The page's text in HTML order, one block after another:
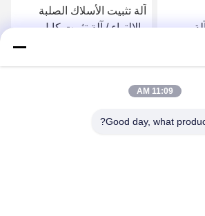
500 آلة
آلة تثبيت الأسلاك الصلبة
والإلتواء / آلة تثبيت كابل
11:09 AM
Good day, what